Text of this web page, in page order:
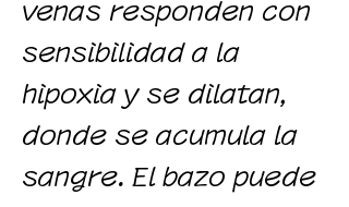
venas responden con
sensibilidad a la
hipoxia y se dilatan,
donde se acumula la
sangre. El bazo puede